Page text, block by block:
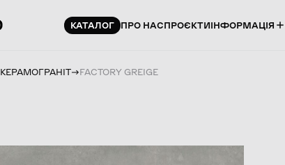
КАТАЛОГ ПРО НАСПРОЄКТИІНФОРМАЦІЯ
КЕРАМОГРАНІТ FACTORY GREIGE